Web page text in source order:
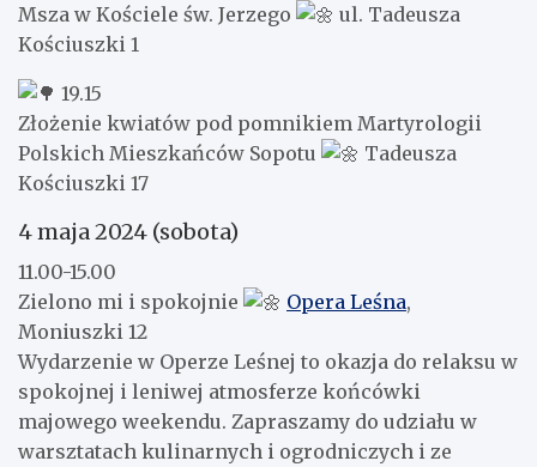
Msza w Kościele św. Jerzego
ul. Tadeusza
Kościuszki 1
19.15
Złożenie kwiatów pod pomnikiem Martyrologii
Polskich Mieszkańców Sopotu
Tadeusza
Kościuszki 17
4 maja 2024 (sobota)
11.00-15.00
Zielono mi i spokojnie
Opera Leśna,
Moniuszki 12
Wydarzenie w Operze Leśnej to okazja do relaksu w
spokojnej i leniwej atmosferze końcówki
majowego weekendu. Zapraszamy do udziału w
warsztatach kulinarnych i ogrodniczych i ze